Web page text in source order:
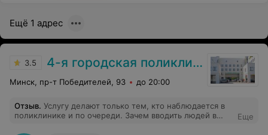
Ещё 1 адрес
3.5 4-я городская поликлиника
Минск, пр-т Победителей, 93 до 20:00
Отзыв. Услугу делают только тем, кто наблюдается в
поликлинике и по очереди. Зачем вводить людей в
Еще